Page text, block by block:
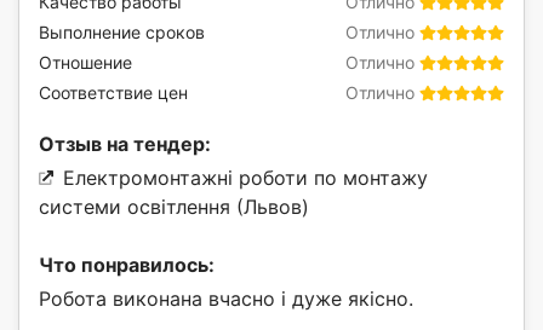
Отлично
Выполнение сроков
Отлично
Отношение
Отлично
Соответствие цен
Отзыв на тендер:
Електромонтажні роботи по монтажу
системи освітлення (Львов)
Что понравилось:
Робота виконана вчасно і дуже якісно.